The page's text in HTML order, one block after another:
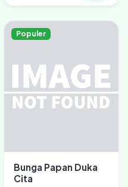
Populer
Bunga Papan Duka
Cita